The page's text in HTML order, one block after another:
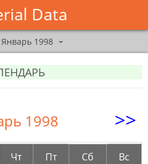
Data
Январь 1998 ›
1998 >>
Чт Пт Сб
Вс